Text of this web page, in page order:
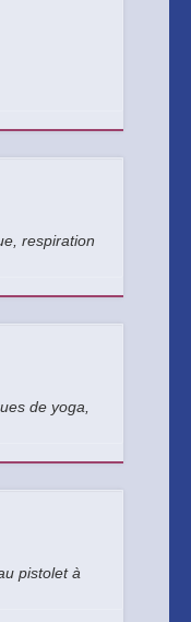
respiration
de yoga,
pistolet à